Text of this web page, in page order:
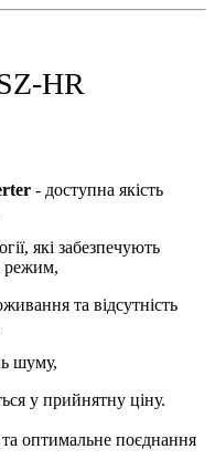
HR
- доступна якість
які забезпечують
режим,
та відсутність
шуму,
у прийнятну ціну.
та оптимальне поєднання